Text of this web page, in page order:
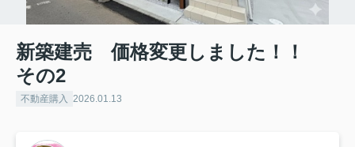
新築建売 価格変更しました！！
その2
不動産購入 2026.01.13